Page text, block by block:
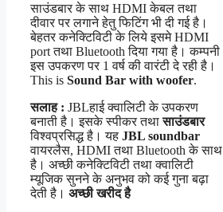
साउंडबार के साथ HDMI केबल तथा
दीवार पर लगाने हेतु फिटिंग भी दी गई है।
बेहतर कनेक्टिविटी के लिये इसमे HDMI
port तथा Bluetooth दिया गया है। कम्पनी
इस उपकरण पर 1 वर्ष की वारंटी दे रही है।
This is Sound Bar with woofer.
सलाह : JBLहाई क्वालिटी के उपकरण
बनाती है। इसके स्पीकर तथासाउंडबार
विश्वप्रसिद्ध है। यह JBL soundbar
वायरलैस, HDMI तथा Bluetooth के साथ
है। अच्छी कनेक्टिविटी तथा क्वालिटी
म्यूजिक सुनने के अनुभव को कई गुना बढ़ा
देती है। अच्छी खरीद है